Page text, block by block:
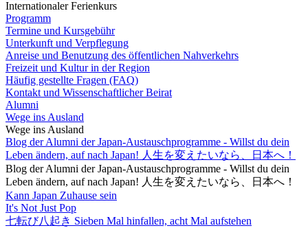
Internationaler Ferienkurs
Programm
Termine und Kursgebühr
Unterkunft und Verpflegung
Anreise und Benutzung des öffentlichen Nahverkehrs
Freizeit und Kultur in der Region
Häufig gestellte Fragen (FAQ)
Kontakt und Wissenschaftlicher Beirat
Alumni
Wege ins Ausland
Wege ins Ausland
Blog der Alumni der Japan-Austauschprogramme - Willst du dein
Leben ändern, auf nach Japan! 人生を変えたいなら、日本へ！
Blog der Alumni der Japan-Austauschprogramme - Willst du dein
Leben ändern, auf nach Japan! 人生を変えたいなら、日本へ！
Kann Japan Zuhause sein
It's Not Just Pop
七転び八起き Sieben Mal hinfallen, acht Mal aufstehen